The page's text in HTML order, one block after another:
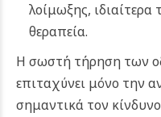
λοίμωξης, ιδιαίτερα
θεραπεία.
Η σωστή τήρηση των
επιταχύνει μόνο την
σημαντικά τον